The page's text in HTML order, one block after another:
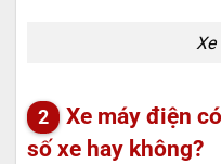
Xe
Xe máy điện
số xe hay không?